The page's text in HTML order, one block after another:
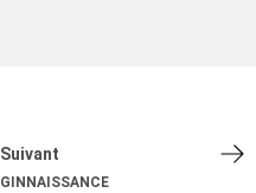
Suivant
GINNAISSANCE